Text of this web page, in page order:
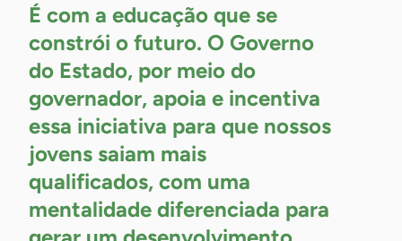
É com a educação que se
constrói o futuro. O Governo
do Estado, por meio do
governador, apoia e incentiva
essa iniciativa para que nossos
jovens saiam mais
qualificados, com uma
mentalidade diferenciada para